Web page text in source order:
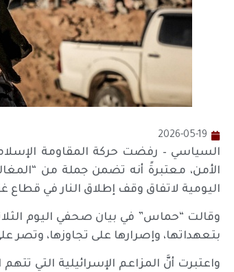
2026-05-19
السياسي – رفضت حركة المقاومة
الأمن، معتبرةً أنه تضمن جملة من
اليومية لاتفاق وقف إطلاق النار في قطاع
وقالت “حماس” في بيان صحفي اليوم
بتعهداتها، وإصرارها على تجاوزها، وتصر
واعتبرت أنَّ المزاعم الإسرائيلية التي